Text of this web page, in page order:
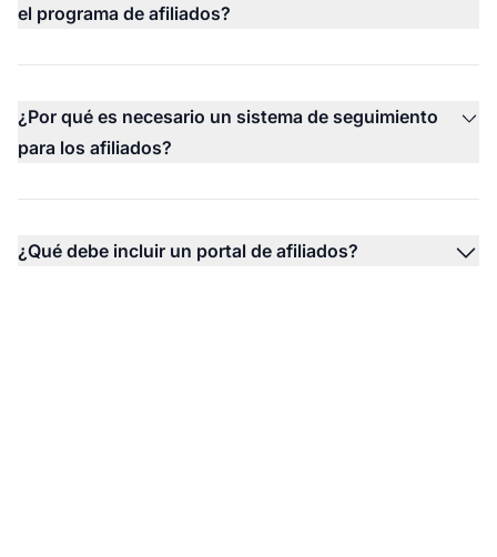
el programa de afiliados?
¿Por qué es necesario un sistema de seguimiento
para los afiliados?
¿Qué debe incluir un portal de afiliados?